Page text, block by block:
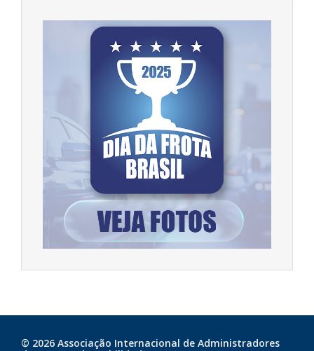
© 2026 Associação Internacional de Administradores